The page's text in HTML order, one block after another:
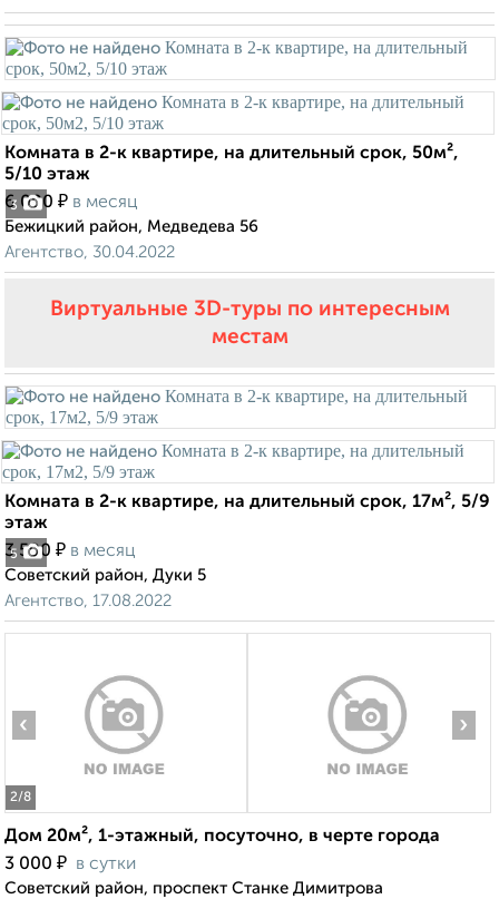
3
Комната в 2-к квартире, на длительный срок, 50м²,
5/10 этаж
6 000 ₽ в месяц
Бежицкий район, Медведева 56
Агентство, 30.04.2022
Виртуальные 3D-туры по интересным
местам
5
Комната в 2-к квартире, на длительный срок, 17м², 5/9
этаж
3 500 ₽ в месяц
Советский район, Дуки 5
Агентство, 17.08.2022
2/8
‹ ›
Дом 20м², 1-этажный, посуточно, в черте города
3 000 ₽ в сутки
Советский район, проспект Станке Димитрова